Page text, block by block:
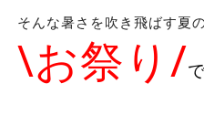
そんな暑さを吹き飛ばす夏
\お祭り/